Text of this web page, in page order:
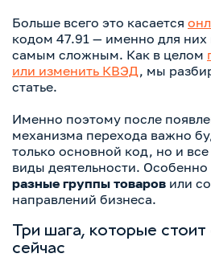
Больше всего это касается
кодом 47.91 — именно для них
самым сложным. Как в целом
или изменить КВЭД, мы
статье.
Именно поэтому после
механизма перехода важно
только основной код, но и
виды деятельности. Особенно
разные группы товаров или
направлений бизнеса.
Три шага, которые
сейчас